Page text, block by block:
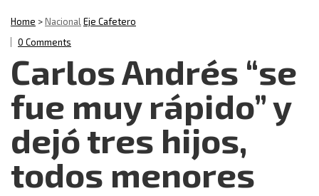
Home >NacionalEje Cafetero
0 Comments
Carlos Andrés “se
fue muy rápido” y
dejó tres hijos,
todos menores